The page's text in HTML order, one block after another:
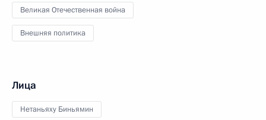
Великая Отечественная война
Внешняя политика
Лица
Нетаньяху Биньямин